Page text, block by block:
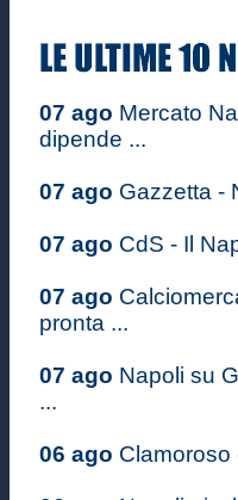
07 ago Mercato
dipende ...
07 ago Gazzetta -
07 ago CdS - Il
07 ago
pronta ...
07 ago Napoli su
...
06 ago Clamoroso